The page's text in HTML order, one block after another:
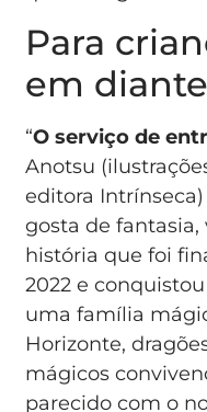
Para
em diante
“O serviço de
Anotsu
editora
gosta de fantasia,
história que foi
2022 e
uma família
Horizonte,
mágicos
parecido com o